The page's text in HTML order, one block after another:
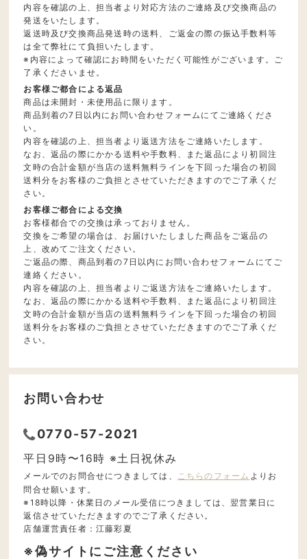
内容を確認の上、担当者より対応方法のご連絡及び交換商品の
発送をいたします。
返送時及び交換商品発送時の送料、ご返金の際の振込手数料等
は全て弊社にて負担いたします。
※内容によって確認にお時間をいただく可能性がございます。ご
了承くださいませ。
お客様ご都合による返品
商品は未開封・未使用品に限ります。
商品到着の7日以内にお問い合わせフォームにてご連絡くださ
い。
内容を確認の上、担当者より返送方法をご連絡いたします。
なお、返品の際にかかる送料や手数料、また返品により初回注
文時の合計金額が当店の送料無料ラインを下回った場合の初回
送料分をお客様のご負担とさせていただきますのでご了承くだ
さい。
お客様ご都合による交換
お客様都合での交換は承っておりません。
交換をご希望の場合は、お届けいたしました商品をご返品の
上、改めてご注文ください。
ご返品の際、商品到着の7日以内にお問い合わせフォームにてご
連絡ください。
内容を確認の上、担当者よりご返送方法をご連絡いたします。
なお、返品の際にかかる送料や手数料、また返品により初回注
文時の合計金額が当店の送料無料ラインを下回った場合の初回
送料分をお客様のご負担とさせていただきますのでご了承くだ
さい。
お問い合わせ
0770-57-2021
平日9時〜16時 ※土日祝休み
メールでのお問合せにつきましては、 こちらのフォーム よりお
問合せ願います。
※18時以降・休業日のメール受信につきましては、翌営業日に
返信させていただきますのでご了承ください。
店舗運営責任者：江藤彩夏
※偽サイトにご注意ください